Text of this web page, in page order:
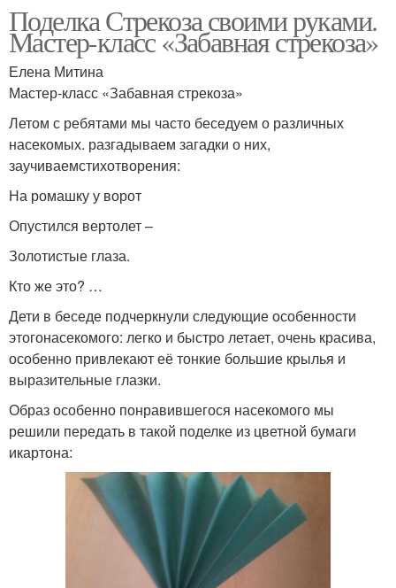
Поделка Стрекоза своими руками.
Мастер-класс «Забавная стрекоза»
Елена Митина
Мастер-класс «Забавная стрекоза»
Летом с ребятами мы часто беседуем о различных
насекомых. разгадываем загадки о них,
заучиваемстихотворения:
На ромашку у ворот
Опустился вертолет –
Золотистые глаза.
Кто же это? …
Дети в беседе подчеркнули следующие особенности
этогонасекомого: легко и быстро летает, очень красива,
особенно привлекают её тонкие большие крылья и
выразительные глазки.
Образ особенно понравившегося насекомого мы
решили передать в такой поделке из цветной бумаги
икартона: